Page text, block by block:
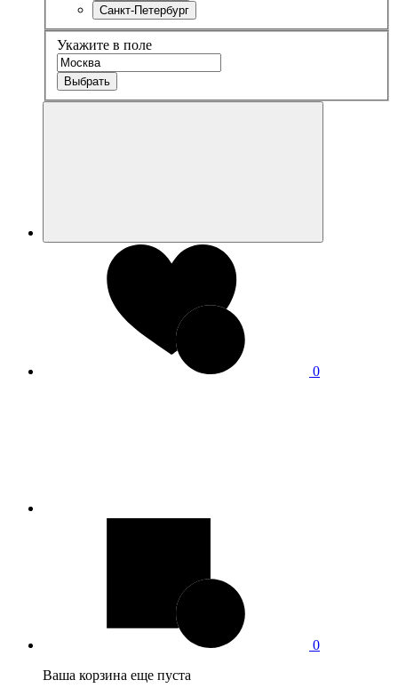
Санкт-Петербург
Укажите в поле
Выбрать
0
0
Ваша корзина еще пуста